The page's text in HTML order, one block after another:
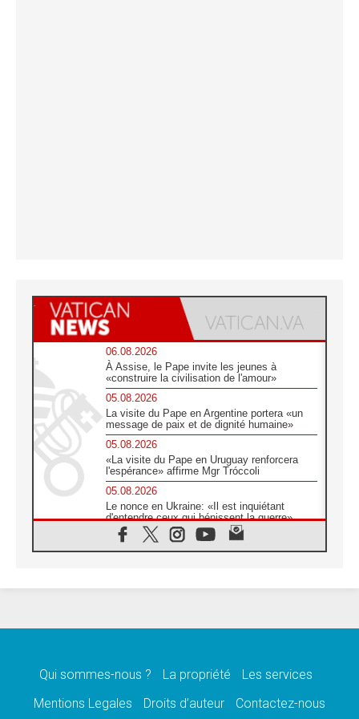
06.08.2026
À Assise, le Pape invite les jeunes à
«construire la civilisation de l'amour»
05.08.2026
La visite du Pape en Argentine portera «un
message de paix et de dignité humaine»
05.08.2026
«La visite du Pape en Uruguay renforcera
l'espérance» affirme Mgr Tróccoli
05.08.2026
Le nonce en Ukraine: «Il est inquiétant
d'entendre ceux qui bénissent la guerre»
05.08.2026
Léon XIV au Pérou, une lueur d'espoir pour
décès du cardinal Júlio Langa
Le Pape attendu en novembre en Uruguay,
en Argentine et au Pérou
Qui sommes-nous ? La propriété
Les services
Mentions Legales
Droits d’auteur Contactez-nous